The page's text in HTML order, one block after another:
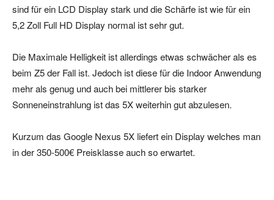
sind für ein LCD Display stark und die Schärfe ist wie für ein
5,2 Zoll Full HD Display normal ist sehr gut.
Die Maximale Helligkeit ist allerdings etwas schwächer als es
beim Z5 der Fall ist. Jedoch ist diese für die Indoor Anwendung
mehr als genug und auch bei mittlerer bis starker
Sonneneinstrahlung ist das 5X weiterhin gut abzulesen.
Kurzum das Google Nexus 5X liefert ein Display welches man
in der 350-500€ Preisklasse auch so erwartet.